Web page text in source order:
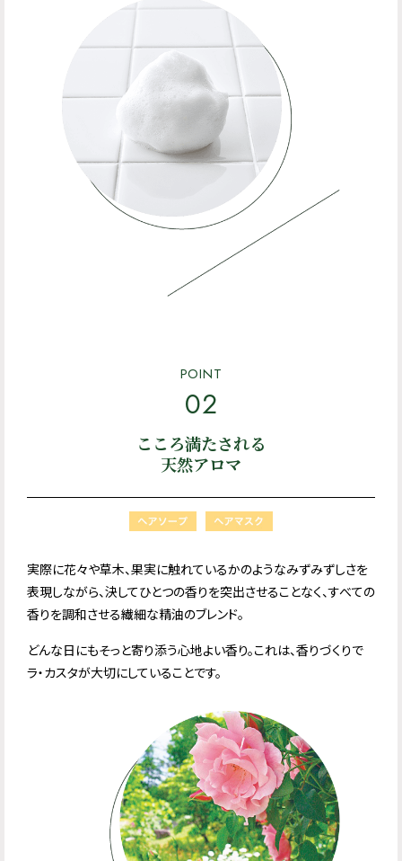
POINT
02
こころ満たされる
天然アロマ
実際に花々や草木、果実に触れているかのようなみずみずしさを
表現しながら、決してひとつの香りを突出させることなく、すべての
香りを調和させる繊細な精油のブレンド。
どんな日にもそっと寄り添う心地よい香り。これは、香りづくりで
ラ・カスタが大切にしていることです。